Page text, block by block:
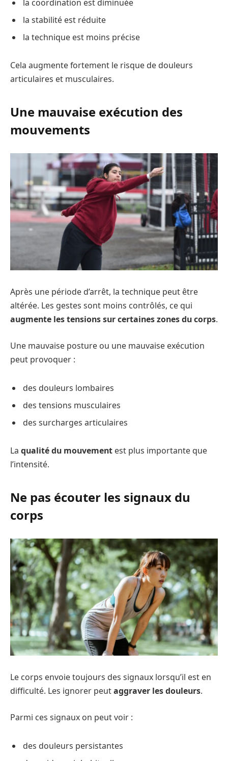
la coordination est diminuée
la stabilité est réduite
la technique est moins précise
Cela augmente fortement le risque de douleurs
articulaires et musculaires.
Une mauvaise exécution des
mouvements
Après une période d’arrêt, la technique peut être
altérée. Les gestes sont moins contrôlés, ce qui
augmente les tensions sur certaines zones du corps.
Une mauvaise posture ou une mauvaise exécution
peut provoquer :
des douleurs lombaires
des tensions musculaires
des surcharges articulaires
La qualité du mouvement est plus importante que
l’intensité.
Ne pas écouter les signaux du
corps
Le corps envoie toujours des signaux lorsqu’il est en
difficulté. Les ignorer peutaggraver les douleurs.
Parmi ces signaux on peut voir :
des douleurs persistantes